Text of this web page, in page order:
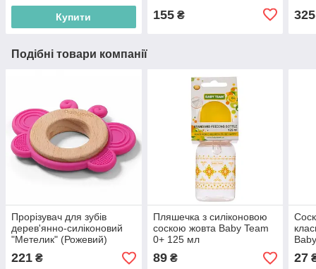
Купити 155₴ 325
Подібні товари компанії
Прорізувач для зубів
дерев'янно-силіконовий
"Метелик" (Рожевий)
BabyOno
(5901435412961)
221 ₴
Пляшечка з силіконовою
соскою жовта Baby Team
0+ 125 мл
(4824428014007)
89₴ 27